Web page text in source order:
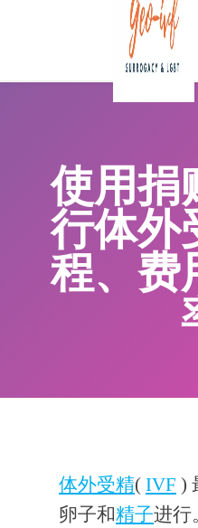
使用捐
行体外
程、费
体外受精( IVF )
卵子和精子进行